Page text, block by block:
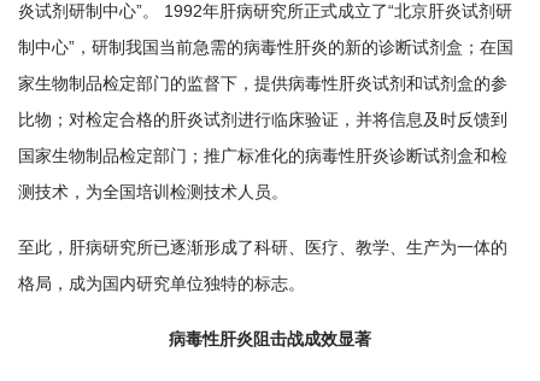
炎试剂研制中心”。 1992年肝病研究所正式成立了“北京肝炎试剂研
制中心”，研制我国当前急需的病毒性肝炎的新的诊断试剂盒；在国
家生物制品检定部门的监督下，提供病毒性肝炎试剂和试剂盒的参
比物；对检定合格的肝炎试剂进行临床验证，并将信息及时反馈到
国家生物制品检定部门；推广标准化的病毒性肝炎诊断试剂盒和检
测技术，为全国培训检测技术人员。
至此，肝病研究所已逐渐形成了科研、医疗、教学、生产为一体的
格局，成为国内研究单位独特的标志。
病毒性肝炎阻击战成效显著